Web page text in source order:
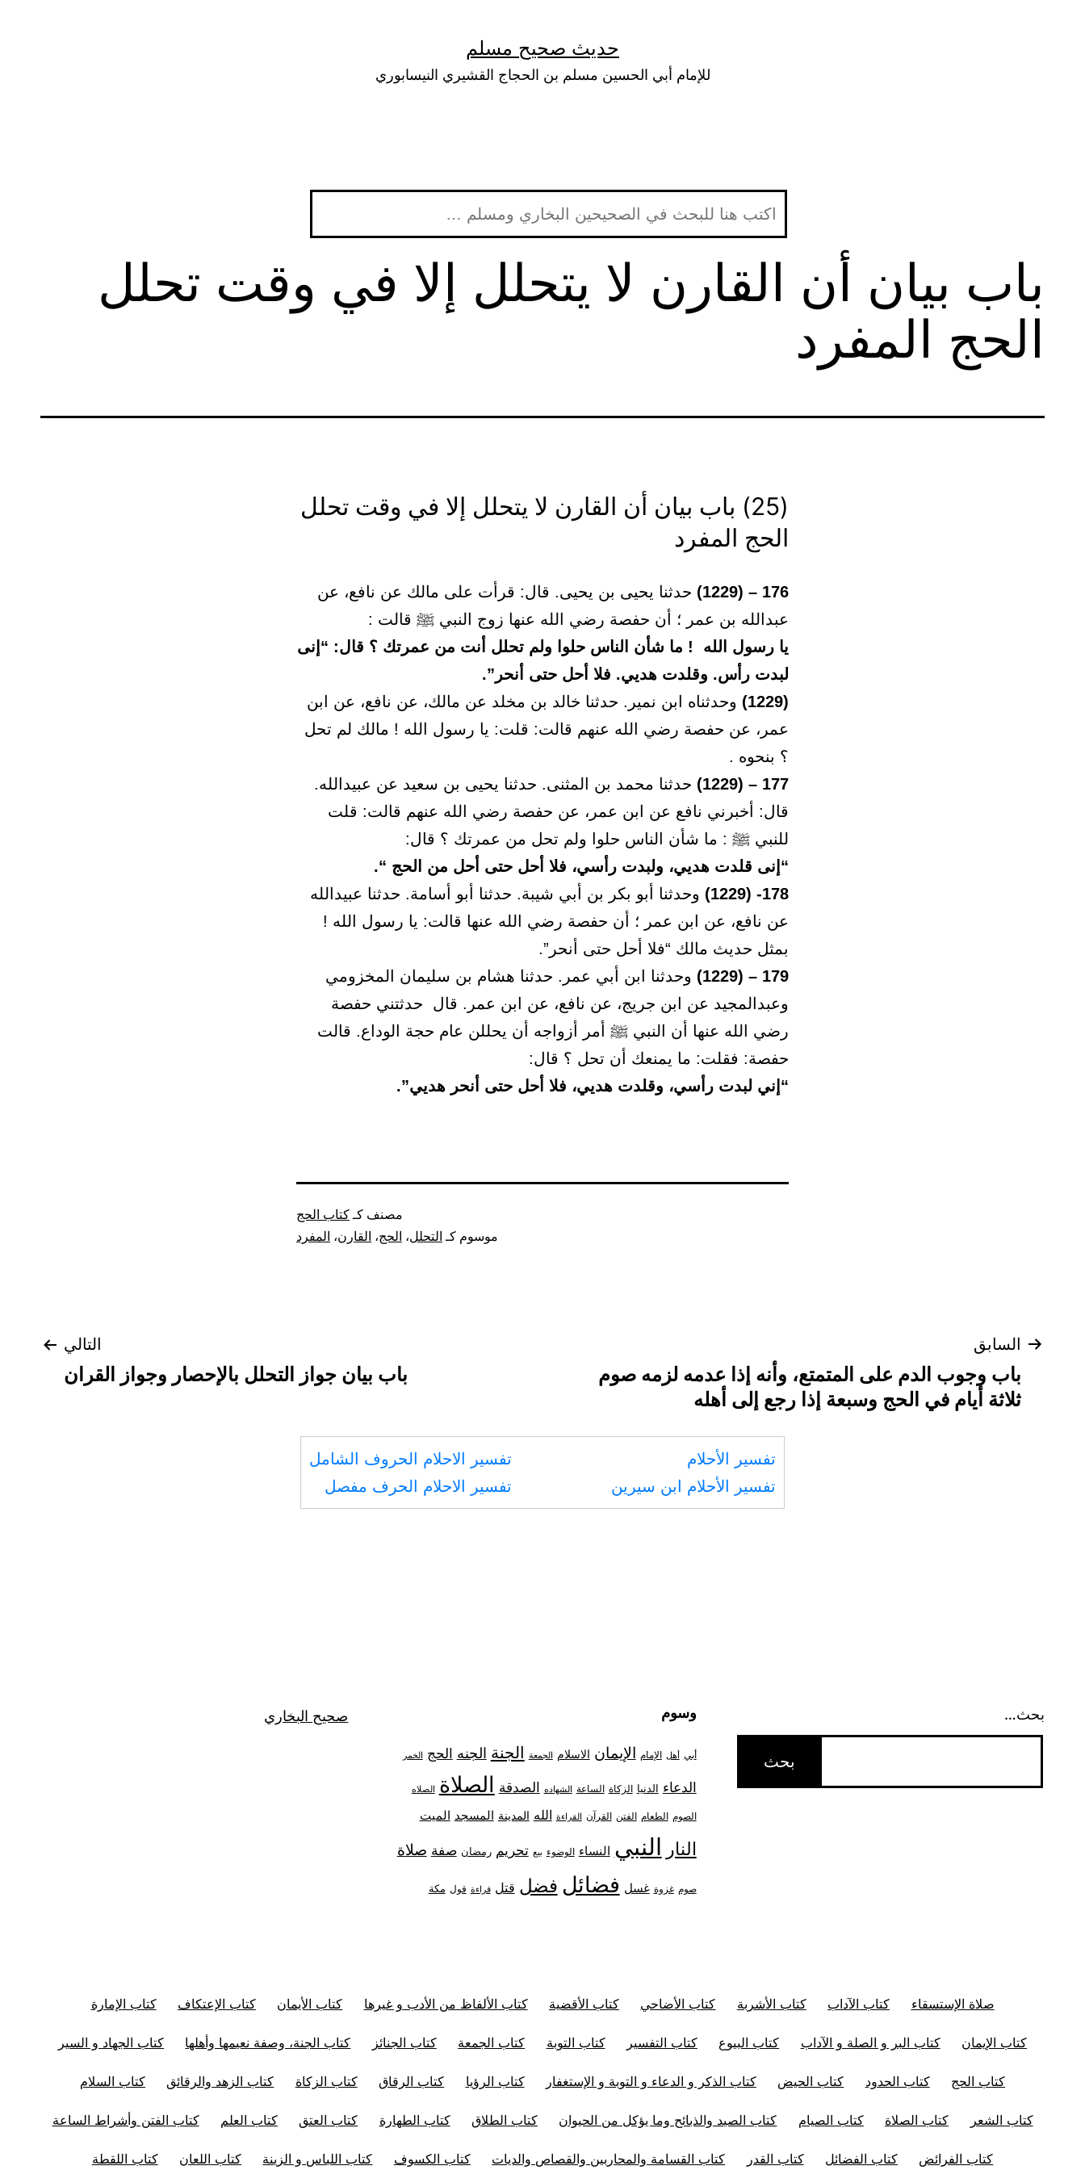
حديث صحيح مسلم
للإمام أبي الحسين مسلم بن الحجاج القشيري النيسابوري
باب بيان أن القارن لا يتحلل إلا في وقت تحلل
الحج المفرد
(25) باب بيان أن القارن لا يتحلل إلا في وقت تحلل
الحج المفرد
176 – (1229)
حدثنا يحيى بن يحيى. قال: قرأت على مالك عن نافع، عن
عبدالله بن عمر ؛ أن حفصة رضي الله عنها زوج النبي ﷺ قالت :
يا رسول الله ! ما شأن الناس حلوا ولم تحلل أنت من عمرتك ؟ قال: “إنى
لبدت رأس. وقلدت هديي. فلا أحل حتى أنحر”.
(1229)
وحدثناه ابن نمير. حدثنا خالد بن مخلد عن مالك، عن نافع، عن ابن
عمر، عن حفصة رضي الله عنهم قالت: قلت: يا رسول الله ! مالك لم تحل
؟ بنحوه .
177 – (1229)
حدثنا محمد بن المثنى. حدثنا يحيى بن سعيد عن عبيدالله.
قال: أخبرني نافع عن ابن عمر، عن حفصة رضي الله عنهم قالت: قلت
للنبي ﷺ : ما شأن الناس حلوا ولم تحل من عمرتك ؟ قال:
“إنى قلدت هديي، ولبدت رأسي، فلا أحل حتى أحل من الحج “.
178- (1229)
وحدثنا أبو بكر بن أبي شيبة. حدثنا أبو أسامة. حدثنا عبيدالله
عن نافع، عن ابن عمر ؛ أن حفصة رضي الله عنها قالت: يا رسول الله !
بمثل حديث مالك “فلا أحل حتى أنحر”.
179 – (1229)
وحدثنا ابن أبي عمر. حدثنا هشام بن سليمان المخزومي
وعبدالمجيد عن ابن جريج، عن نافع، عن ابن عمر. قال حدثتني حفصة
رضي الله عنها أن النبي ﷺ أمر أزواجه أن يحللن عام حجة الوداع. قالت
حفصة: فقلت: ما يمنعك أن تحل ؟ قال:
“إني لبدت رأسي، وقلدت هديي، فلا أحل حتى أنحر هديي”.
مصنف كـ كتاب الحج
موسوم كـ التحلل، الحج، القارن، المفرد
تصفّح
المقالات
السابق
باب وجوب الدم على المتمتع، وأنه إذا عدمه لزمه صوم
ثلاثة أيام في الحج وسبعة إذا رجع إلى أهله
التالي
باب بيان جواز التحلل بالإحصار وجواز القران
تفسير الأحلام
تفسير الأحلام ابن سيرين
تفسير الاحلام الحروف الشامل
تفسير الاحلام الحرف مفصل
بحث… وسوم
أبي أهل الإمام الإيمان الاسلام الجمعة الجنة الجنه الحج الخمر
الدعاء الدنيا الزكاة الساعة الشهاده الصدقة الصلاة الصلاه
الصوم الطعام الفتن القرآن القراءة الله المدينة المسجد الميت
النار النبي النساء الوضوء بيع تحريم رمضان صفة صلاة
صوم غزوة غسل فضائل فضل قتل قراءة قول مكة
صحيح البخاري
صلاة الإستسقاء كتاب الآداب كتاب الأشربة كتاب الأضاحي كتاب الأقضية كتاب الألفاظ من الأدب و غيرها كتاب الأيمان كتاب الإعتكاف كتاب الإمارة
كتاب الإيمان كتاب البر و الصلة و الآداب كتاب البيوع كتاب التفسير كتاب التوبة كتاب الجمعة كتاب الجنائز كتاب الجنة، وصفة نعيمها وأهلها كتاب الجهاد و السير
كتاب الحج كتاب الحدود كتاب الحيض كتاب الذكر و الدعاء و التوبة و الإستغفار كتاب الرؤيا كتاب الرقاق كتاب الزكاة كتاب الزهد والرقائق كتاب السلام
كتاب الشعر كتاب الصلاة كتاب الصيام كتاب الصيد والذبائح وما يؤكل من الحيوان كتاب الطلاق كتاب الطهارة كتاب العتق كتاب العلم كتاب الفتن وأشراط الساعة
كتاب الفرائض كتاب الفضائل كتاب القدر كتاب القسامة والمحاربين والقصاص والديات كتاب الكسوف كتاب اللباس و الزينة كتاب اللعان كتاب اللقطة